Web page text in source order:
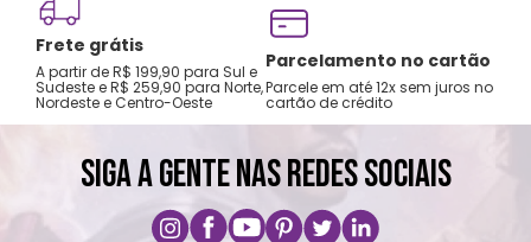
Não vai á lava-louças, nem ao micro-
ondas.
Não utilizar produtos químicos e abrasivos.
Frete grátis
A partir de R$ 199,90 para Sul e
Sudeste e R$ 259,90 para Norte,
Nordeste e Centro-Oeste
Parcelamento no cartão
Parcele em até 12x sem juros no
cartão de crédito
SIGA A GENTE NAS REDES SOCIAIS